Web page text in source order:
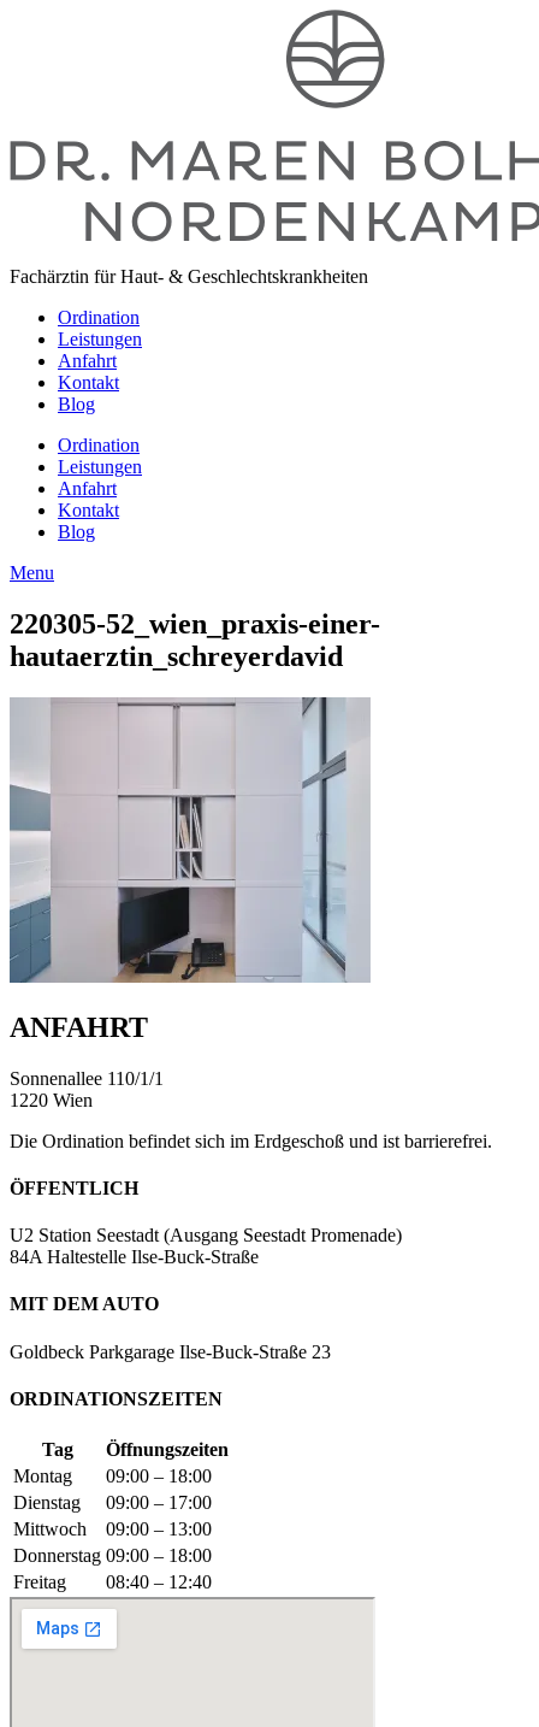
Fachärztin für Haut- & Geschlechtskrankheiten
Ordination
Leistungen
Anfahrt
Kontakt
Blog
Ordination
Leistungen
Anfahrt
Kontakt
Blog
Menu
220305-52_wien_praxis-einer-
hautaerztin_schreyerdavid
ANFAHRT
Sonnenallee 110/1/1
1220 Wien
Die Ordination befindet sich im Erdgeschoß und ist barrierefrei.
ÖFFENTLICH
U2 Station Seestadt (Ausgang Seestadt Promenade)
84A Haltestelle Ilse-Buck-Straße
MIT DEM AUTO
Goldbeck Parkgarage Ilse-Buck-Straße 23
ORDINATIONSZEITEN
Tag
Öffnungszeiten
Montag
09:00 – 18:00
Dienstag
09:00 – 17:00
Mittwoch
09:00 – 13:00
Donnerstag 09:00 – 18:00
Freitag
08:40 – 12:40